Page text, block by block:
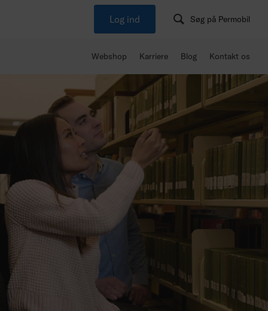
Log ind Søg på Permobil
Webshop Karriere Blog Kontakt os